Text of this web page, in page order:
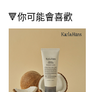
１．於結帳方式選擇「
結帳頁面，進行簡訊認證並確
２．訂單成立數日內，您將收
３．收到繳費通知簡訊後14
ATM／網路銀行／等多元方
※ 請注意：結帳手續完成當
購買商品的店家。未經商家
後付繳納相關費用。
※ 交易是否成功請以「
付款後全家取貨
每筆NT$65，滿NT$390(
萊爾富取貨付款
每筆NT$65，滿NT$490(
付款後萊爾富取貨
🔻你可能會喜歡